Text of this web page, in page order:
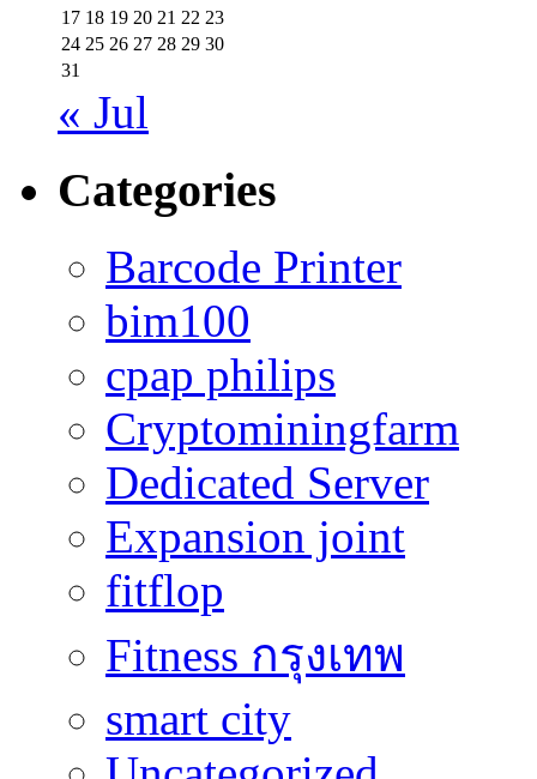
17 18 19 20 21 22 23
24 25 26 27 28 29 30
31
« Jul
Categories
Barcode Printer
bim100
cpap philips
Cryptominingfarm
Dedicated Server
Expansion joint
fitflop
Fitness กรุงเทพ
smart city